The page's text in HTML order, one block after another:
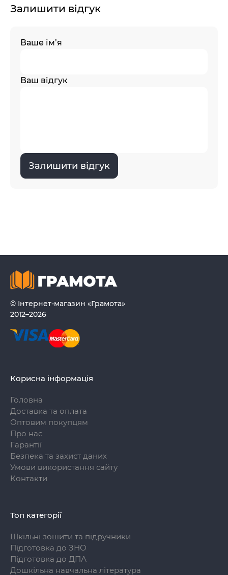
Залишити відгук
Ваше ім’я
Ваш відгук
Залишити відгук
© Інтернет-магазин «Грамота»
2012–2026
Корисна інформація
Головна
Доставка та оплата
Оптовим покупцям
Про нас
Гарантії
Безпека та захист даних
Умови використання сайту
Контакти
Топ категорії
Шкільні зошити та підручники
Підготовка до ЗНО
Підготовка до ДПА
Дошкільна навчальна література